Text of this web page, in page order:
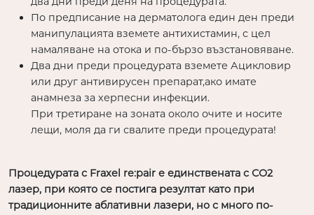
По предписание на дерматолога един ден преди
манипулацията вземете антихистамин, с цел
намаляване на отока и по-бързо възстановяване.
Два дни преди процедурата вземете Ацикловир
или друг антивирусен препарат,ако имате
анамнеза за херпесни инфекции.
При третиране на зоната около очите и носите
лещи, моля да ги свалите преди процедурата!
Процедурата с Fraxel re:pair е единствената с СО2
лазер, при която се постига резултат като при
традиционните аблативни лазери, но с много по-